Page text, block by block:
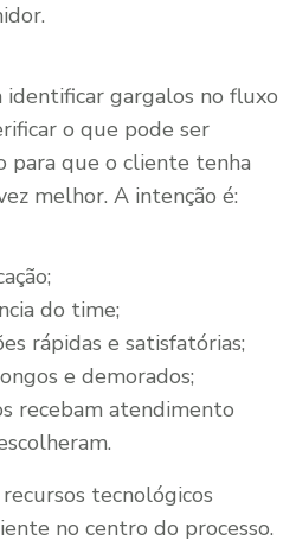
identificar gargalos no fluxo
o que pode ser
para que o cliente tenha
melhor. A intenção é:
do time;
rápidas e satisfatórias;
e demorados;
recebam atendimento
tecnológicos
no centro do processo.